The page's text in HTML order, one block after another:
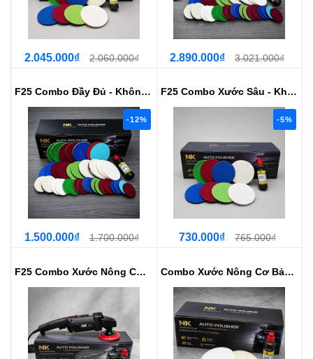
2.045.000₫ 2.060.000₫ 2.890.000₫ 3.021.000₫
F25 Combo Đầy Đủ - Không Máy
-12%
1.500.000₫ 1.700.000₫
F25 Combo Xước Sâu - Không Máy
-5%
730.000₫ 765.000₫
F25 Combo Xước Nông Cơ Bản - Có Máy Combo Xước Nông Cơ Bản - Không Máy